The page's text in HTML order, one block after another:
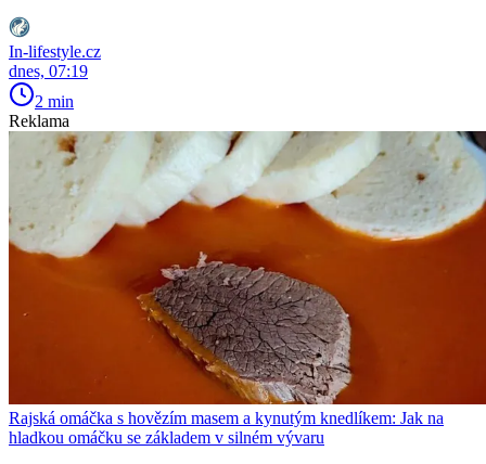
In-lifestyle.cz
dnes, 07:19
2 min
Reklama
Rajská omáčka s hovězím masem a kynutým knedlíkem: Jak na
hladkou omáčku se základem v silném vývaru